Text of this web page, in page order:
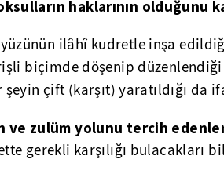
haklarının olduğunu
ilâhî kudretle inşa
biçimde döşenip
şeyin çift (karşıt) yaratıldığı da
ve zulüm yolunu tercih
gerekli karşılığı bulacakları